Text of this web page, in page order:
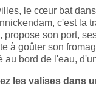
le cœur bat
c'est la
propose son port,
à goûter son
au bord de l'eau,
les valises dans